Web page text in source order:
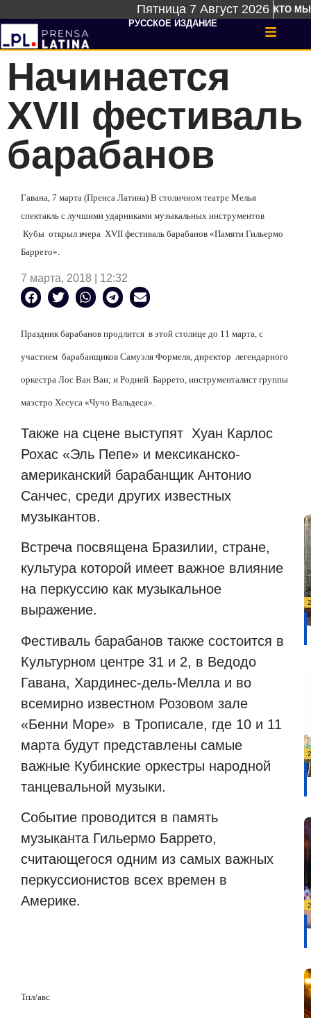
Пятница 7 Август 2026 КТО МЫ
РУССКОЕ ИЗДАНИЕ
Начинается
XVII фестиваль
барабанов
Гавана, 7 марта (Пренса Латина) В столичном театре Мелья
спектакль с лучшими ударниками музыкальных инструментов
Кубы открыл вчера XVII фестиваль барабанов «Памяти Гильермо
Баррето».
7 марта, 2018 | 12:32
Праздник барабанов продлится в этой столице до 11 марта, с
участием барабанщиков Самуэля Формеля, директор легендарного
оркестра Лос Ван Ван; и Родней Баррето, инструменталист группы
маэстро Хесуса «Чучо Вальдеса».
Также на сцене выступят Хуан Карлос
Рохас «Эль Пепе» и мексиканско-
американский барабанщик Антонио
Санчес, среди других известных
музыкантов.
Встреча посвящена Бразилии, стране,
культура которой имеет важное влияние
на перкуссию как музыкальное
выражение.
Фестиваль барабанов также состоится в
Культурном центре 31 и 2, в Ведодо
Гавана, Хардинес-дель-Мелла и во
всемирно известном Розовом зале
«Бенни Море» в Трописале, где 10 и 11
марта будут представлены самые
важные Кубинские оркестры народной
танцевальной музыки.
Событие проводится в память
музыканта Гильермо Баррето,
считающегося одним из самых важных
перкуссионистов всех времен в
Америке.
Тпл/авс